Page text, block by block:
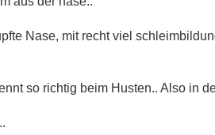
Nase, mit recht viel
so richtig beim Husten.. Also in